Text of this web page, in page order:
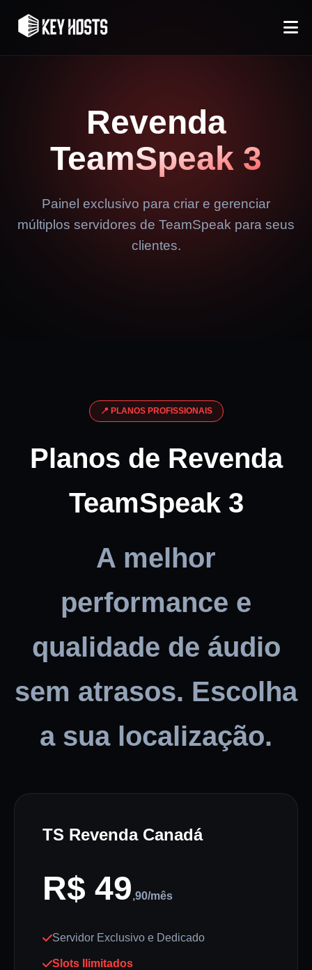
Revenda
TeamSpeak 3
Painel exclusivo para criar e gerenciar
múltiplos servidores de TeamSpeak para seus
clientes.
📍 PLANOS PROFISSIONAIS
Planos de Revenda
TeamSpeak 3
A melhor
performance e
qualidade de áudio
sem atrasos. Escolha
a sua localização.
TS Revenda Canadá
R$ 49,90/mês
Servidor Exclusivo e Dedicado
Slots Ilimitados